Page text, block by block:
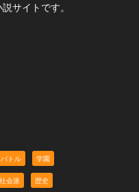
サイトです。
バトル 学園
社会派 歴史